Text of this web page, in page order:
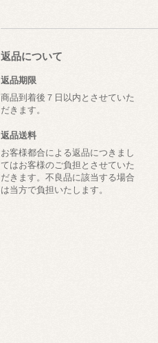
返品について
返品期限
商品到着後７日以内とさせていた
だきます。
返品送料
お客様都合による返品につきまし
てはお客様のご負担とさせていた
だきます。不良品に該当する場合
は当方で負担いたします。